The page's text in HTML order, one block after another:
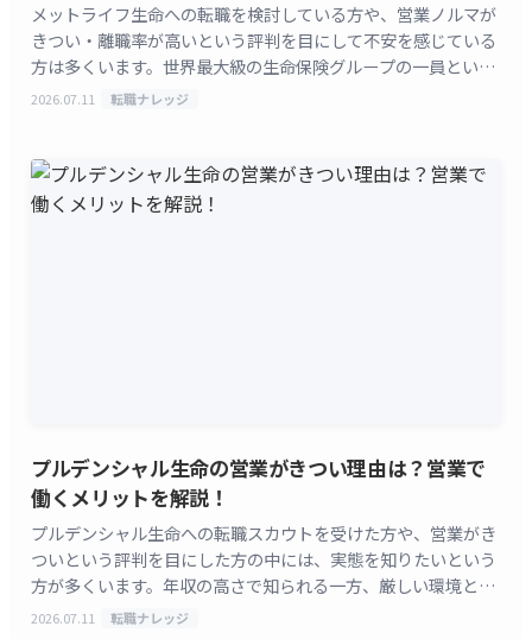
メットライフ生命への転職を検討している方や、営業ノルマが
きつい・離職率が高いという評判を目にして不安を感じている
方は多くいます。世界最大級の生命保険グループの一員という
知名度の高さと、厳しいという評判の両方が同時に語られ
2026.07.11 転職ナレッジ
プルデンシャル生命の営業がきつい理由は？営業で
働くメリットを解説！
プルデンシャル生命への転職スカウトを受けた方や、営業がき
ついという評判を目にした方の中には、実態を知りたいという
方が多くいます。年収の高さで知られる一方、厳しい環境とい
う声も少なくありません。 note「ととろ」氏の解説
2026.07.11 転職ナレッジ